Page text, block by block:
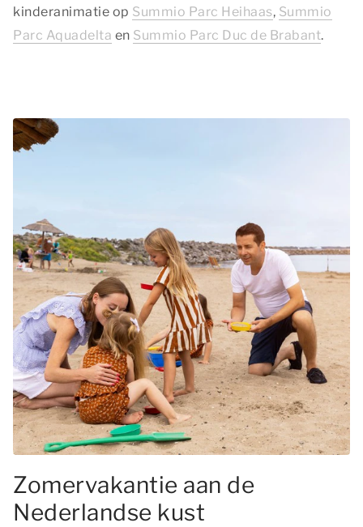
kinderanimatie op Summio Parc Heihaas, Summio
Parc Aquadelta en Summio Parc Duc de Brabant.
Zomervakantie aan de
Nederlandse kust